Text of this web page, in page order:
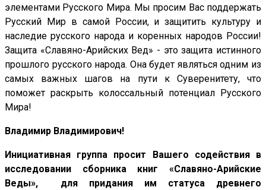
элементами Русского Мира. Мы просим Вас поддержать
Русский Мир в самой России, и защитить культуру и
наследие русского народа и коренных народов России!
Защита «Славяно-Арийских Вед» - это защита истинного
прошлого русского народа. Она будет являться одним из
самых важных шагов на пути к Суверенитету, что
поможет раскрыть колоссальный потенциал Русского
Мира!
Владимир Владимирович!
Инициативная группа просит Вашего содействия в
исследовании сборника книг «Славяно-Арийские
Веды», для придания им статуса древнего